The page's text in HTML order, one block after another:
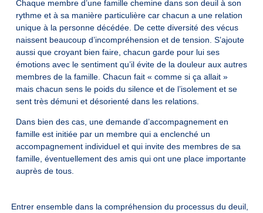
Chaque membre d’une famille chemine dans son deuil à son
rythme et à sa manière particulière car chacun a une relation
unique à la personne décédée. De cette diversité des vécus
naissent beaucoup d’incompréhension et de tension. S’ajoute
aussi que croyant bien faire, chacun garde pour lui ses
émotions avec le sentiment qu’il évite de la douleur aux autres
membres de la famille. Chacun fait « comme si ça allait »
mais chacun sens le poids du silence et de l’isolement et se
sent très démuni et désorienté dans les relations.
Dans bien des cas, une demande d’accompagnement en
famille est initiée par un membre qui a enclenché un
accompagnement individuel et qui invite des membres de sa
famille, éventuellement des amis qui ont une place importante
auprès de tous.
Entrer ensemble dans la compréhension du processus du deuil,